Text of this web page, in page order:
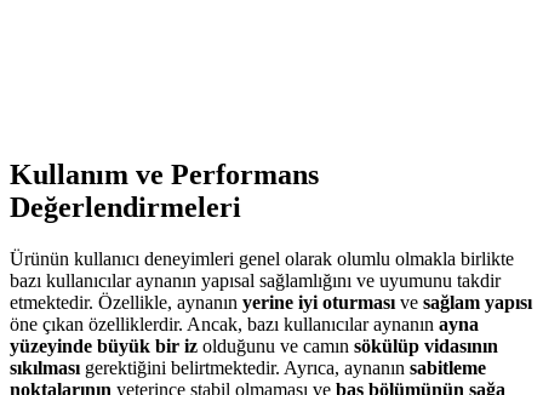
Kullanım ve Performans
Değerlendirmeleri
Ürünün kullanıcı deneyimleri genel olarak olumlu olmakla birlikte
bazı kullanıcılar aynanın yapısal sağlamlığını ve uyumunu takdir
etmektedir. Özellikle, aynanın yerine iyi oturması ve sağlam yapısı
öne çıkan özelliklerdir. Ancak, bazı kullanıcılar aynanın ayna
yüzeyinde büyük bir iz olduğunu ve camın sökülüp vidasının
sıkılması gerektiğini belirtmektedir. Ayrıca, aynanın sabitleme
noktalarının yeterince stabil olmaması ve baş bölümünün sağa